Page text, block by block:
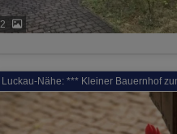
2
Luckau-Nähe: *** Kleiner Bauernhof